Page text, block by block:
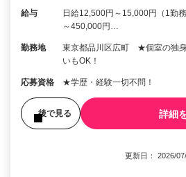
給与
日給12,500円～15,000円（1勤
～450,000円…
勤務地
東京都品川区広町 ★個室の独
いもOK！
応募資格 ★学歴・経験一切不問！
後で見る 詳細
更新日： 2026/